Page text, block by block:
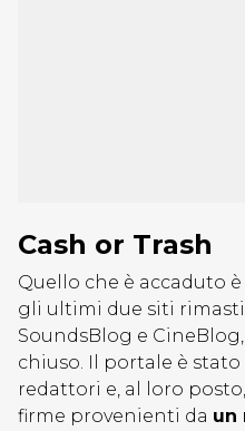
Cash or Trash
Quello che è accaduto
gli ultimi due siti
SoundsBlog e
chiuso. Il portale è
redattori e, al loro
firme provenienti da un